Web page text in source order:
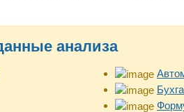
анализа